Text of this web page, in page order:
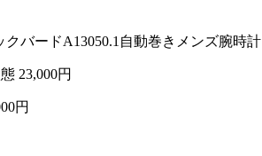
バードA13050.1自動巻きメンズ腕時計
23,000円
円